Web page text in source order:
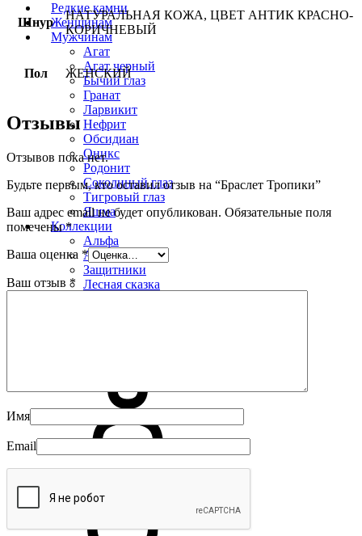
Редкие камни
Женщинам
Мужчинам
Агат
Агат черный
Бычий глаз
Гранат
Ларвикит
Нефрит
Обсидиан
Оникс
Родонит
Соколиный глаз
Тигровый глаз
Яшма
Коллекции
Альфа
Арго
Защитники
Лесная сказка
Шнур
НАТУРАЛЬНАЯ КОЖА, ЦВЕТ АНТИК КРАСНО-
КОРИЧНЕВЫЙ
Пол ЖЕНСКИЙ
Отзывы
Отзывов пока нет.
Будьте первым, кто оставил отзыв на “Браслет Тропики”
Ваш адрес email не будет опубликован. Обязательные поля
помечены*
Ваша оценка *
Ваш отзыв *
Имя
Email